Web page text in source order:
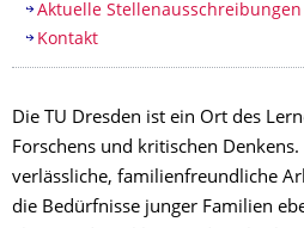
Inhaltsverzeichnis
Aktuelle Stellenausschreibungen
Kontakt
Die TU Dresden ist ein Ort des
Forschens und kritischen
verlässliche, familienfreundliche
die Bedürfnisse junger Familien